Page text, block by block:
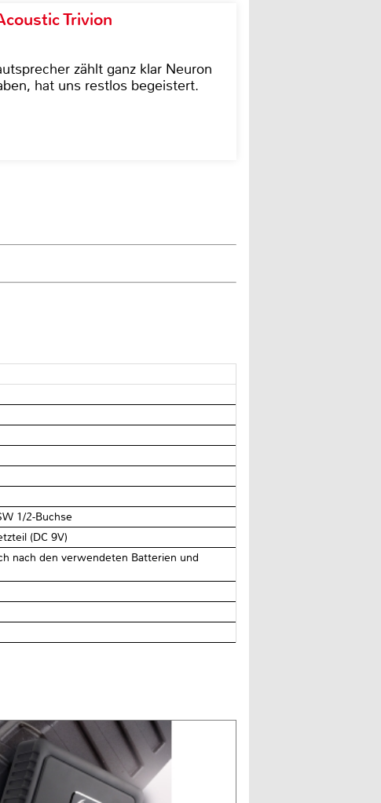
Trivion
zählt ganz klar Neuron
hat uns restlos begeistert.
1/2-Buchse
(DC 9V)
nach den verwendeten Batterien und